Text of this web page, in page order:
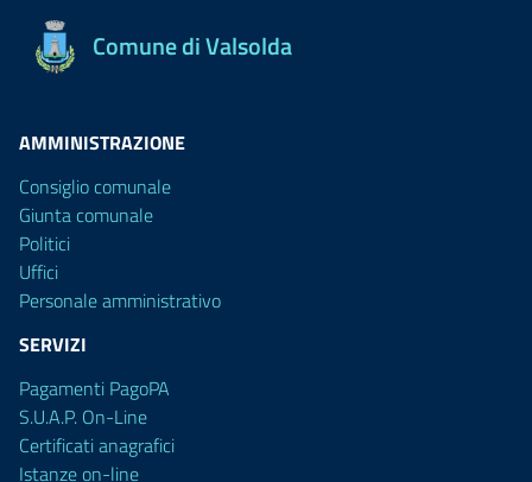
Comune di Valsolda
AMMINISTRAZIONE
Consiglio comunale
Giunta comunale
Politici
Uffici
Personale amministrativo
SERVIZI
Pagamenti PagoPA
S.U.A.P. On-Line
Certificati anagrafici
Istanze on-line